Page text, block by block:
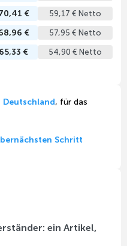
€ 59,17 € Netto
€ 57,95 € Netto
65,33 € 54,90 € Netto
Deutschland, für das
Schritt
ein Artikel,